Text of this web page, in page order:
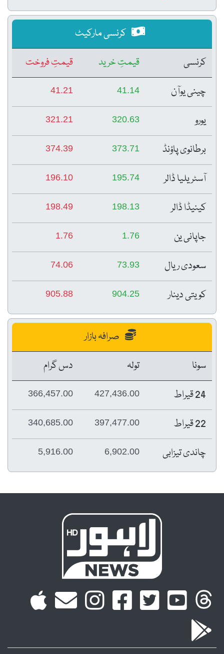
کرنسی مارکیٹ
کرنسی
قیمتِ خرید
قیمتِ فروخت
چینی یوآن
41.14
41.21
یورو 320.63
321.21
برطانوی پاؤنڈ 373.71
374.39
آسٹریلیا ڈالر 195.74
196.10
کینیڈا ڈالر 198.13
198.49
جاپانی ین 1.76
1.76
سعودی ریال 73.93
74.06
کویتی دینار 904.25
905.88
صرافہ بازار
سونا
تولہ
دس گرام
24 قیراط
427,436.00
366,457.00
22 قیراط 397,477.00
340,685.00
چاندی تیزابی 6,902.00
5,916.00